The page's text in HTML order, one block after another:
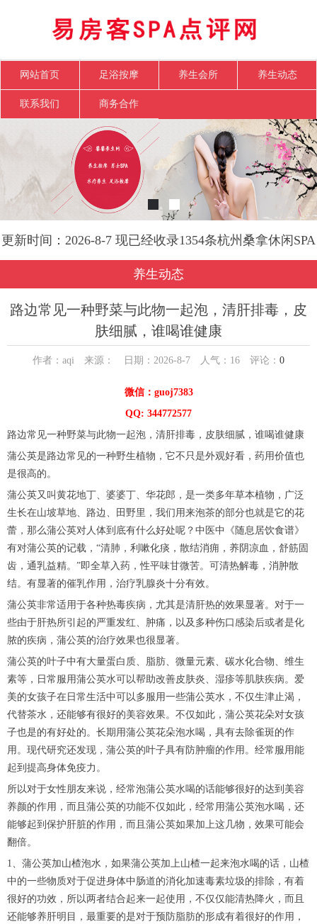
网站首页 足浴按摩 养生会所 养生动态
联系我们 商务合作
更新时间：2026-8-7 现已经收录1354条杭州桑拿休闲SPA
会所-易房客SPA点评网信息
养生动态
路边常见一种野菜与此物一起泡，清肝排毒，皮
肤细腻，谁喝谁健康
作者：aqi 来源： 日期：2026-8-7 人气： 16 评论： 0
微信：guoj7383
QQ: 344772577
路边常见一种野菜与此物一起泡，清肝排毒，皮肤细腻，谁喝谁健康
蒲公英是路边常见的一种野生植物，它不只是外观好看，药用价值也
是很高的。
蒲公英又叫黄花地丁、婆婆丁、华花郎，是一类多年草本植物，广泛
生长在山坡草地、路边、田野里，我们用来泡茶的部分也就是它的花
蕾，那么蒲公英对人体到底有什么好处呢？中医中《随息居饮食谱》
有对蒲公英的记载，“清肺，利嗽化痰，散结消痈，养阴凉血，舒筋固
齿，通乳益精。”即全草入药，性平味甘微苦。可清热解毒，消肿散
结。有显著的催乳作用，治疗乳腺炎十分有效。
蒲公英非常适用于各种热毒疾病，尤其是清肝热的效果显著。对于一
些由于肝热所引起的严重发红、肿痛，以及多种伤口感染后或者是化
脓的疾病，蒲公英的治疗效果也很显著。
蒲公英的叶子中有大量蛋白质、脂肪、微量元素、碳水化合物、维生
素等，日常服用蒲公英水可以帮助改善皮肤炎、湿疹等肌肤疾病。爱
美的女孩子在日常生活中可以多服用一些蒲公英水，不仅生津止渴，
代替茶水，还能够有很好的美容效果。不仅如此，蒲公英花朵对女孩
子也是的有好处的。长期用蒲公英花朵泡水喝，具有去除雀斑的作
用。现代研究还发现，蒲公英的叶子具有防肿瘤的作用。经常服用能
起到提高身体免疫力。
所以对于女性朋友来说，经常泡蒲公英水喝的话能够很好的达到美容
养颜的作用，而且蒲公英的功能不仅如此，经常用蒲公英泡水喝，还
能够起到保护肝脏的作用，而且蒲公英如果加上这几物，效果可能会
翻倍。
1、蒲公英加山楂泡水，如果蒲公英加上山楂一起来泡水喝的话，山楂
中的一些物质对于促进身体中肠道的消化加速毒素垃圾的排除，有着
很好的功效，所以两者结合起来一起使用，不仅仅能清热降火，而且
还能够养肝明目，最重要的是对于预防脂肪的形成有着很好的作用，